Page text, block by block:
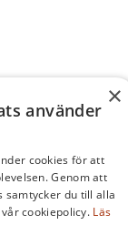
bildades 1961, då
Nils Sköld
första årsmöte med
var klar och
klubbhus uppfördes.
×
använder
cookies för att
Genom att
samtycker du till alla
cookiepolicy. Läs